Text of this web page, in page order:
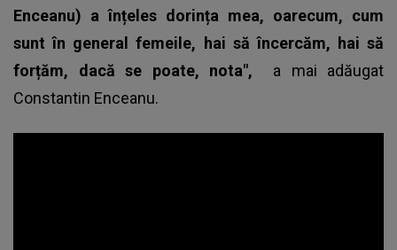
Enceanu) a înțeles dorința mea, oarecum, cum
sunt în general femeile, hai să încercăm, hai să
forțăm, dacă se poate, nota", a mai adăugat
Constantin Enceanu.